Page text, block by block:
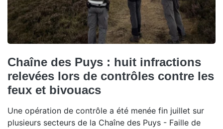
Chaîne des Puys : huit infractions
relevées lors de contrôles contre les
feux et bivouacs
Une opération de contrôle a été menée fin juillet sur
plusieurs secteurs de la Chaîne des Puys - Faille de